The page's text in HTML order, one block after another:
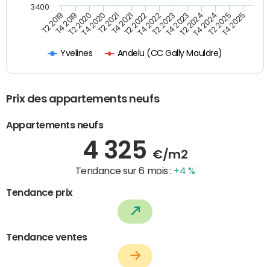
Yvelines Andelu (CC Gally Mauldre)
T2 2019T4 2019T2 2020T4 2020T2 2021T4 2021T2 2022T4 2022T2 2023T4 2023T2 2024T4 2024T2 2025T4 2025
3400
Prix des appartements neufs
Appartements neufs
4 325 €/m2
Tendance sur 6 mois : +4 %
Tendance prix
Tendance ventes